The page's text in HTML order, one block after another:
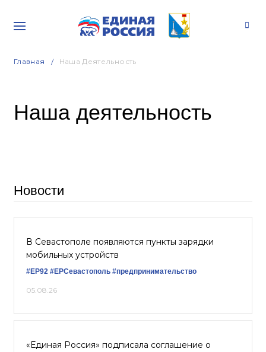
Главная Наша Деятельность
Наша деятельность
Новости
В Севастополе появляются пункты зарядки
мобильных устройств
#ЕР92 #ЕРСевастополь #предпринимательство
05.08.26
«Единая Россия» подписала соглашение о